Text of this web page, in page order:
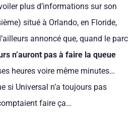
plus d’informations sur son
situé à Orlando, en Floride,
annoncé que, quand le parc
n’auront pas à faire la queue
heures voire même minutes…
si Universal n’a toujours pas
faire ça…